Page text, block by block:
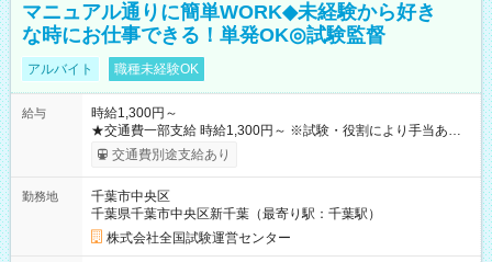
マニュアル通りに簡単WORK◆未経験から好き
な時にお仕事できる！単発OK◎試験監督
アルバイト 職種未経験OK
給与
時給1,300円～
★交通費一部支給 時給1,300円～ ※試験・役割により手当あり
※勤務回数により昇給あり 【即給（前払い）オプションあ
り！】 希望される場合、勤務から1週間ほどで給与の一部を受け
例】 ・河合塾模擬試験 8:30～17:30（休憩1時間） 時給1,300円
×8時間＝日収10,400円＋交通費 ※当日の役割により時給＋100
円の場合あり ・国家試験 7:00～13:30（休憩なし） 時給1,300
円（役割手当＋100円）×6時間＝日収8,400円＋交通費 【試用期
交通費別途支給あり
勤務地
千葉市中央区
千葉県千葉市中央区新千葉（最寄り駅：千葉駅）
株式会社全国試験運営センター